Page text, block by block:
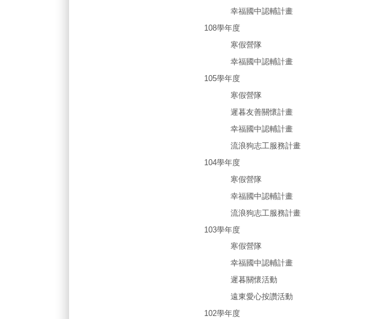
幸福國中認輔計畫
108學年度
寒假營隊
幸福國中認輔計畫
105學年度
寒假營隊
遲暮友善關懷計畫
幸福國中認輔計畫
流浪狗志工服務計畫
104學年度
寒假營隊
幸福國中認輔計畫
流浪狗志工服務計畫
103學年度
寒假營隊
幸福國中認輔計畫
遲暮關懷活動
遠東愛心按讚活動
102學年度